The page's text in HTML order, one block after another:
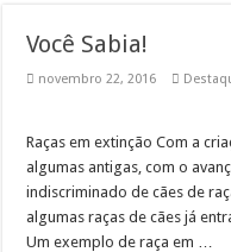
Conheça quatro benefícios do
Paulo de Faria terá canil
Prefeitura de Rio Preto realizará
Indaiatuba ainda mais Pet
Como preparar o ambiente para a
Você Sabia!
novembro 22, 2016
Raças em extinção Com a
algumas antigas, com o
indiscriminado de cães de
algumas raças de cães já
Um exemplo de raça em …